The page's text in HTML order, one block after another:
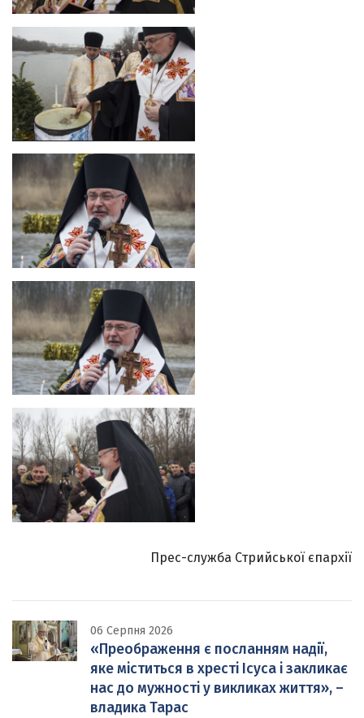
Прес-служба Стрийської єпархії
06 Серпня 2026
«Преображення є посланням надії,
яке міститься в хресті Ісуса і закликає
нас до мужності у викликах життя», –
владика Тарас